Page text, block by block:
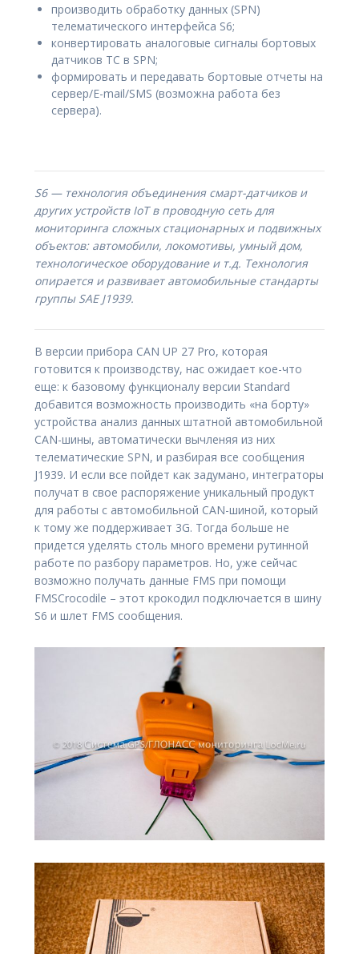
производить обработку данных (SPN)
телематического интерфейса S6;
конвертировать аналоговые сигналы бортовых
датчиков ТС в SPN;
формировать и передавать бортовые отчеты на
сервер/E-mail/SMS (возможна работа без
сервера).
S6 — технология объединения смарт-датчиков и
других устройств IoT в проводную сеть для
мониторинга сложных стационарных и подвижных
объектов: автомобили, локомотивы, умный дом,
технологическое оборудование и т.д. Технология
опирается и развивает автомобильные стандарты
группы SAE J1939.
В версии прибора CAN UP 27 Pro, которая
готовится к производству, нас ожидает кое-что
еще: к базовому функционалу версии Standard
добавится возможность производить «на борту»
устройства анализ данных штатной автомобильной
CAN-шины, автоматически вычленяя из них
телематические SPN, и разбирая все сообщения
J1939. И если все пойдет как задумано, интеграторы
получат в свое распоряжение уникальный продукт
для работы с автомобильной CAN-шиной, который
к тому же поддерживает 3G. Тогда больше не
придется уделять столь много времени рутинной
работе по разбору параметров. Но, уже сейчас
возможно получать данные FMS при помощи
FMSCrocodile – этот крокодил подключается в шину
S6 и шлет FMS сообщения.